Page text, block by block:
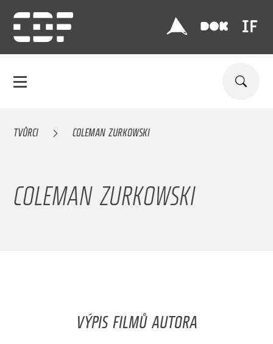
TVŮRCI COLEMAN ZURKOWSKI
COLEMAN ZURKOWSKI
VÝPIS FILMŮ AUTORA